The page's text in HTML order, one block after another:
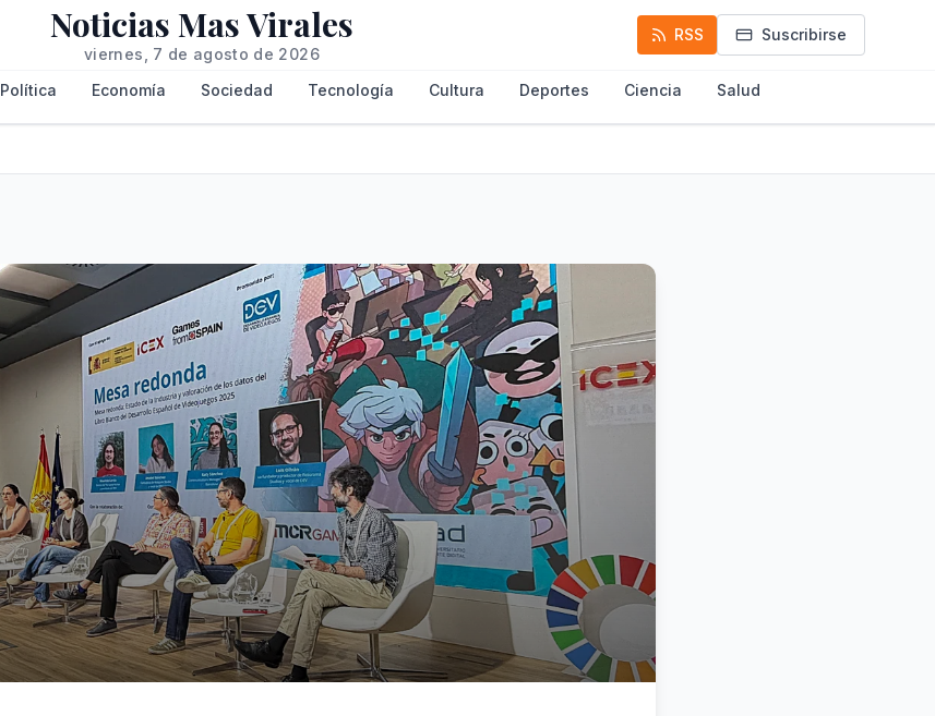
Noticias Mas Virales
viernes, 7 de agosto de 2026
RSS Suscribirse
Política Economía Sociedad Tecnología Cultura Deportes Ciencia Salud